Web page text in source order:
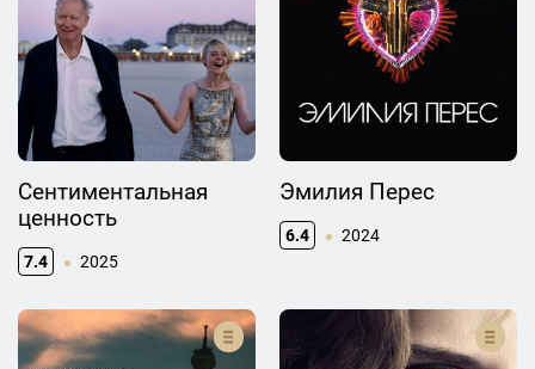
Сентиментальная
ценность
7.4 2025
Эмилия Перес
6.4 2024